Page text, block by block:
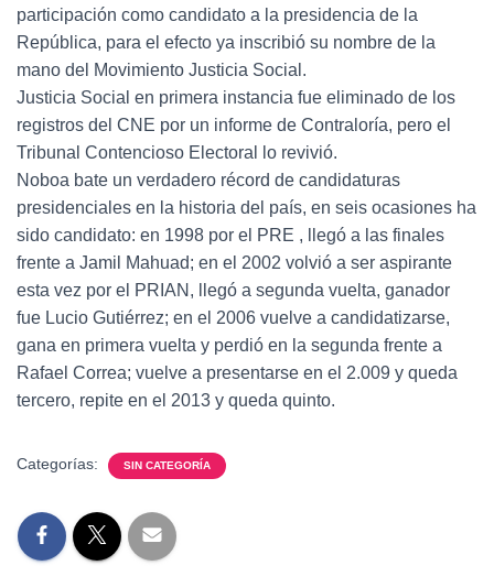
participación como candidato a la presidencia de la
República, para el efecto ya inscribió su nombre de la
mano del Movimiento Justicia Social.
Justicia Social en primera instancia fue eliminado de los
registros del CNE por un informe de Contraloría, pero el
Tribunal Contencioso Electoral lo revivió.
Noboa bate un verdadero récord de candidaturas
presidenciales en la historia del país, en seis ocasiones ha
sido candidato: en 1998 por el PRE , llegó a las finales
frente a Jamil Mahuad; en el 2002 volvió a ser aspirante
esta vez por el PRIAN, llegó a segunda vuelta, ganador
fue Lucio Gutiérrez; en el 2006 vuelve a candidatizarse,
gana en primera vuelta y perdió en la segunda frente a
Rafael Correa; vuelve a presentarse en el 2.009 y queda
tercero, repite en el 2013 y queda quinto.
Categorías: SIN CATEGORÍA